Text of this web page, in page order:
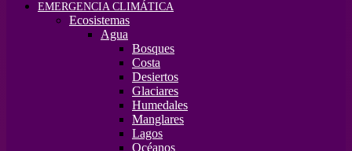
EMERGENCIA CLIMÁTICA
Ecosistemas
Agua
Bosques
Costa
Desiertos
Glaciares
Humedales
Manglares
Lagos
Océanos